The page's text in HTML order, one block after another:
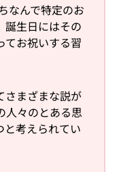
なんで特定のお
誕生日にはその
てお祝いする習
さまざまな説が
人々のとある思
と考えられてい